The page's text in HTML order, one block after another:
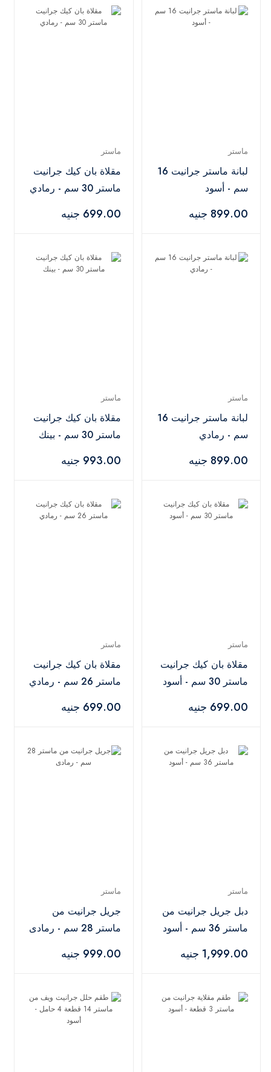
ماستر
لبانة ماستر جرانيت 16
سم - أسود
899.00 جنيه
ماستر
مقلاة بان كيك جرانيت
ماستر 30 سم - رمادي
699.00 جنيه
ماستر
لبانة ماستر جرانيت 16
سم - رمادي
899.00 جنيه
ماستر
مقلاة بان كيك جرانيت
ماستر 30 سم - بينك
993.00 جنيه
ماستر
مقلاة بان كيك جرانيت
ماستر 30 سم - أسود
699.00 جنيه
ماستر
مقلاة بان كيك جرانيت
ماستر 26 سم - رمادي
699.00 جنيه
ماستر
دبل جريل جرانيت من
ماستر 36 سم - أسود
1,999.00 جنيه
ماستر
جريل جرانيت من
ماستر 28 سم - رمادى
999.00 جنيه